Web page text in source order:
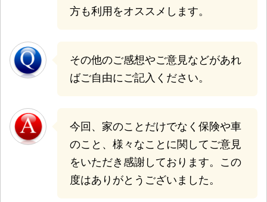
方も利用をオススメします。
その他のご感想やご意見などがあれ
ばご自由にご記入ください。
今回、家のことだけでなく保険や車
のこと、様々なことに関してご意見
をいただき感謝しております。この
度はありがとうございました。